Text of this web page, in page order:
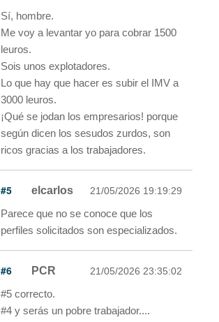
Sí, hombre.
Me voy a levantar yo para cobrar 1500
leuros.
Sois unos explotadores.
Lo que hay que hacer es subir el IMV a
3000 leuros.
¡Qué se jodan los empresarios! porque
según dicen los sesudos zurdos, son
ricos gracias a los trabajadores.
#5 elcarlos 21/05/2026 19:19:29
Parece que no se conoce que los
perfiles solicitados son especializados.
#6 PCR 21/05/2026 23:35:02
#5 correcto.
#4 y serás un pobre trabajador....